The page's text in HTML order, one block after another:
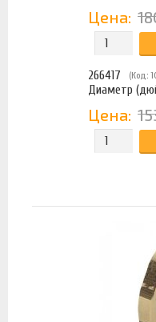
Цена:
266417 (Код:
Диаметр
Цена: